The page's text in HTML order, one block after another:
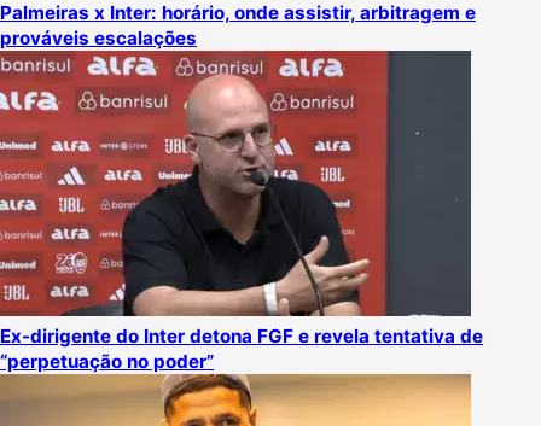
Palmeiras x Inter: horário, onde assistir, arbitragem e
prováveis escalações
Ex-dirigente do Inter detona FGF e revela tentativa de
“perpetuação no poder”